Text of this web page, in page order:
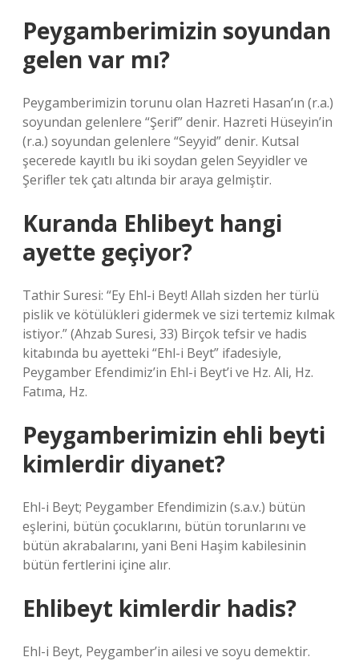
Peygamberimizin soyundan
gelen var mı?
Peygamberimizin torunu olan Hazreti Hasan’ın (r.a.)
soyundan gelenlere “Şerif” denir. Hazreti Hüseyin’in
(r.a.) soyundan gelenlere “Seyyid” denir. Kutsal
şecerede kayıtlı bu iki soydan gelen Seyyidler ve
Şerifler tek çatı altında bir araya gelmiştir.
Kuranda Ehlibeyt hangi
ayette geçiyor?
Tathir Suresi: “Ey Ehl-i Beyt! Allah sizden her türlü
pislik ve kötülükleri gidermek ve sizi tertemiz kılmak
istiyor.” (Ahzab Suresi, 33) Birçok tefsir ve hadis
kitabında bu ayetteki “Ehl-i Beyt” ifadesiyle,
Peygamber Efendimiz’in Ehl-i Beyt’i ve Hz. Ali, Hz.
Fatıma, Hz.
Peygamberimizin ehli beyti
kimlerdir diyanet?
Ehl-i Beyt; Peygamber Efendimizin (s.a.v.) bütün
eşlerini, bütün çocuklarını, bütün torunlarını ve
bütün akrabalarını, yani Beni Haşim kabilesinin
bütün fertlerini içine alır.
Ehlibeyt kimlerdir hadis?
Ehl-i Beyt, Peygamber’in ailesi ve soyu demektir.